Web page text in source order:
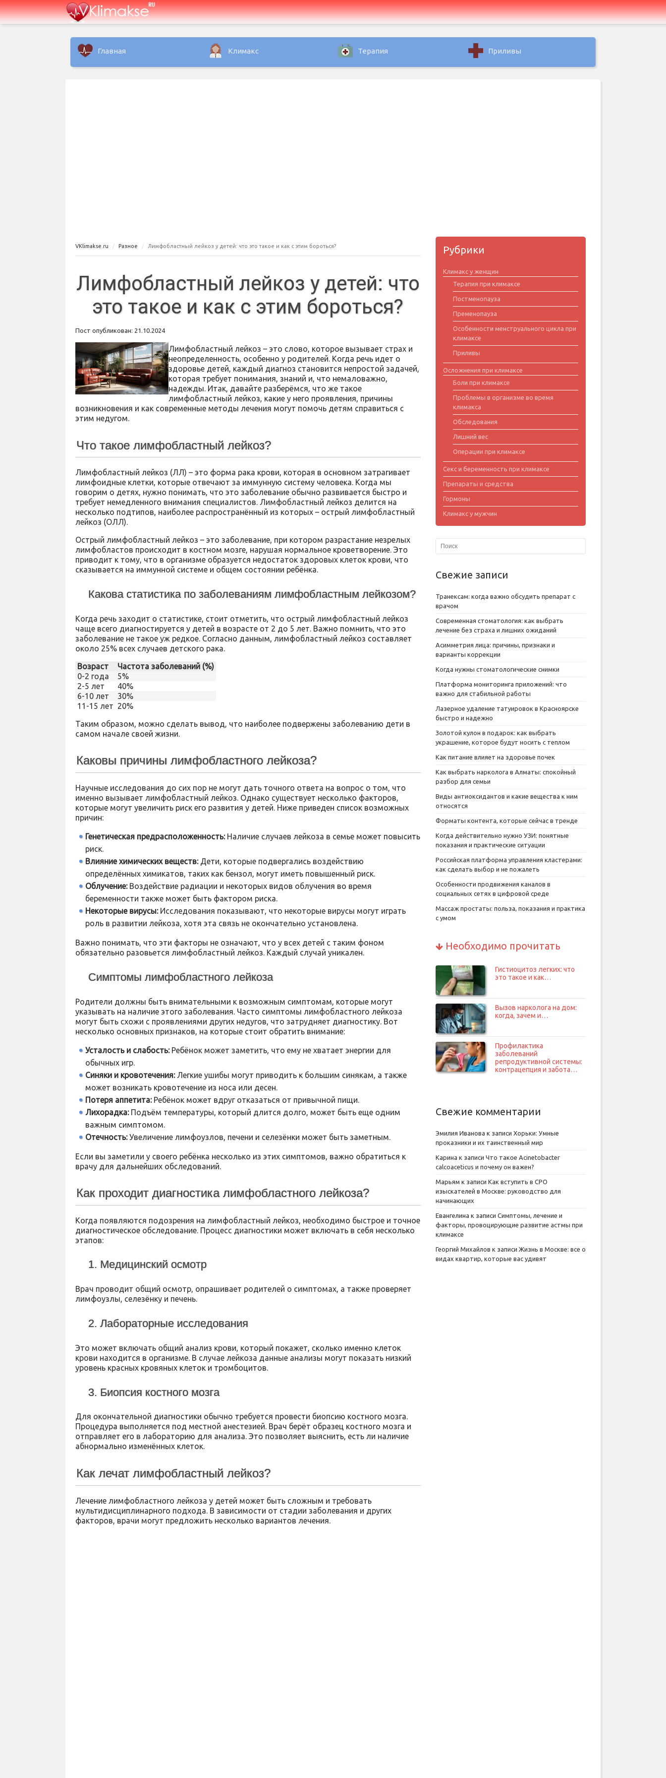
Главная Климакс Терапия Приливы
VKlimakse.ru Разное Лимфобластный лейкоз у детей: что это такое и как с этим бороться?
Лимфобластный лейкоз у детей: что
это такое и как с этим бороться?
Пост опубликован: 21.10.2024
Лимфобластный лейкоз – это слово, которое вызывает страх и
неопределенность, особенно у родителей. Когда речь идет о
здоровье детей, каждый диагноз становится непростой задачей,
которая требует понимания, знаний и, что немаловажно,
надежды. Итак, давайте разберёмся, что же такое
лимфобластный лейкоз, какие у него проявления, причины
возникновения и как современные методы лечения могут помочь детям справиться с
этим недугом.
Что такое лимфобластный лейкоз?
Лимфобластный лейкоз (ЛЛ) – это форма рака крови, которая в основном затрагивает
лимфоидные клетки, которые отвечают за иммунную систему человека. Когда мы
говорим о детях, нужно понимать, что это заболевание обычно развивается быстро и
требует немедленного внимания специалистов. Лимфобластный лейкоз делится на
несколько подтипов, наиболее распространённый из которых – острый лимфобластный
лейкоз (ОЛЛ).
Острый лимфобластный лейкоз – это заболевание, при котором разрастание незрелых
лимфобластов происходит в костном мозге, нарушая нормальное кроветворение. Это
приводит к тому, что в организме образуется недостаток здоровых клеток крови, что
сказывается на иммунной системе и общем состоянии ребёнка.
Какова статистика по заболеваниям лимфобластным лейкозом?
Когда речь заходит о статистике, стоит отметить, что острый лимфобластный лейкоз
чаще всего диагностируется у детей в возрасте от 2 до 5 лет. Важно помнить, что это
заболевание не такое уж редкое. Согласно данным, лимфобластный лейкоз составляет
около 25% всех случаев детского рака.
Возраст
Частота заболеваний (%)
0-2 года
5%
2-5 лет
40%
6-10 лет
30%
11-15 лет 20%
Таким образом, можно сделать вывод, что наиболее подвержены заболеванию дети в
самом начале своей жизни.
Каковы причины лимфобластного лейкоза?
Научные исследования до сих пор не могут дать точного ответа на вопрос о том, что
именно вызывает лимфобластный лейкоз. Однако существует несколько факторов,
которые могут увеличить риск его развития у детей. Ниже приведен список возможных
причин:
Генетическая предрасположенность:Наличие случаев лейкоза в семье может повысить
риск.
Влияние химических веществ:Дети, которые подвергались воздействию
определённых химикатов, таких как бензол, могут иметь повышенный риск.
Облучение:Воздействие радиации и некоторых видов облучения во время
беременности также может быть фактором риска.
Некоторые вирусы:Исследования показывают, что некоторые вирусы могут играть
роль в развитии лейкоза, хотя эта связь не окончательно установлена.
Важно понимать, что эти факторы не означают, что у всех детей с таким фоном
обязательно разовьется лимфобластный лейкоз. Каждый случай уникален.
Симптомы лимфобластного лейкоза
Родители должны быть внимательными к возможным симптомам, которые могут
указывать на наличие этого заболевания. Часто симптомы лимфобластного лейкоза
могут быть схожи с проявлениями других недугов, что затрудняет диагностику. Вот
несколько основных признаков, на которые стоит обратить внимание:
Усталость и слабость:Ребёнок может заметить, что ему не хватает энергии для
обычных игр.
Синяки и кровотечения:Легкие ушибы могут приводить к большим синякам, а также
может возникать кровотечение из носа или десен.
Потеря аппетита:Ребёнок может вдруг отказаться от привычной пищи.
Лихорадка:Подъём температуры, который длится долго, может быть еще одним
важным симптомом.
Отечность:Увеличение лимфоузлов, печени и селезёнки может быть заметным.
Если вы заметили у своего ребёнка несколько из этих симптомов, важно обратиться к
врачу для дальнейших обследований.
Как проходит диагностика лимфобластного лейкоза?
Когда появляются подозрения на лимфобластный лейкоз, необходимо быстрое и точное
диагностическое обследование. Процесс диагностики может включать в себя несколько
этапов:
1. Медицинский осмотр
Врач проводит общий осмотр, опрашивает родителей о симптомах, а также проверяет
лимфоузлы, селезёнку и печень.
2. Лабораторные исследования
Это может включать общий анализ крови, который покажет, сколько именно клеток
крови находится в организме. В случае лейкоза данные анализы могут показать низкий
уровень красных кровяных клеток и тромбоцитов.
3. Биопсия костного мозга
Для окончательной диагностики обычно требуется провести биопсию костного мозга.
Процедура выполняется под местной анестезией. Врач берёт образец костного мозга и
отправляет его в лабораторию для анализа. Это позволяет выяснить, есть ли наличиe
абнормально изменённых клеток.
Как лечат лимфобластный лейкоз?
Лечение лимфобластного лейкоза у детей может быть сложным и требовать
мультидисциплинарного подхода. В зависимости от стадии заболевания и других
факторов, врачи могут предложить несколько вариантов лечения.
Рубрики
Климакс у женщин
Терапия при климаксе
Постменопауза
Пременопауза
Особенности менструального цикла при
климаксе
Приливы
Осложнения при климаксе
Боли при климаксе
Проблемы в организме во время
климакса
Обследования
Лишний вес
Операции при климаксе
Секс и беременность при климаксе
Препараты и средства
Гормоны
Климакс у мужчин
Свежие записи
Транексам: когда важно обсудить препарат с
врачом
Современная стоматология: как выбрать
лечение без страха и лишних ожиданий
Асимметрия лица: причины, признаки и
варианты коррекции
Когда нужны стоматологические снимки
Платформа мониторинга приложений: что
важно для стабильной работы
Лазерное удаление татуировок в Красноярске
быстро и надежно
Золотой кулон в подарок: как выбрать
украшение, которое будут носить с теплом
Как питание влияет на здоровье почек
Как выбрать нарколога в Алматы: спокойный
разбор для семьи
Виды антиоксидантов и какие вещества к ним
относятся
Форматы контента, которые сейчас в тренде
Когда действительно нужно УЗИ: понятные
показания и практические ситуации
Российская платформа управления кластерами:
как сделать выбор и не пожалеть
Особенности продвижения каналов в
социальных сетях в цифровой среде
Массаж простаты: польза, показания и практика
с умом
Необходимо прочитать
Гистиоцитоз легких: что
это такое и как…
Вызов нарколога на дом:
когда, зачем и…
Профилактика
заболеваний
репродуктивной системы:
контрацепция и забота…
Свежие комментарии
Эмилия Иванова к записи Хорьки: Умные
проказники и их таинственный мир
Карина к записи Что такое Acinetobacter
calcoaceticus и почему он важен?
Марьям к записи Как вступить в СРО
изыскателей в Москве: руководство для
начинающих
Евангелина к записи Симптомы, лечение и
факторы, провоцирующие развитие астмы при
климаксе
Георгий Михайлов к записи Жизнь в Москве: все о
видах квартир, которые вас удивят